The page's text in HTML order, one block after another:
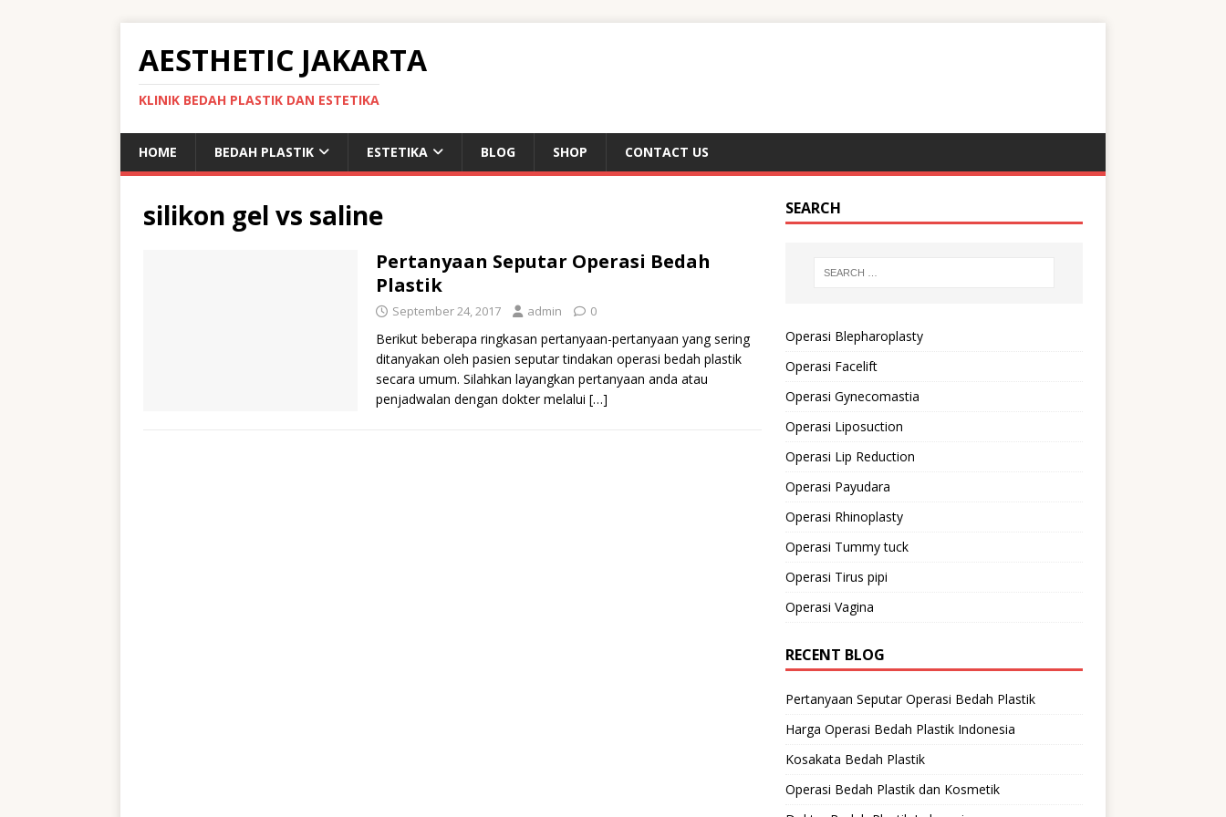
AESTHETIC JAKARTA
KLINIK BEDAH PLASTIK DAN ESTETIKA
HOME BEDAH PLASTIK ESTETIKA BLOG SHOP CONTACT US
silikon gel vs saline
Pertanyaan Seputar Operasi Bedah
Plastik
September 24, 2017 admin 0
Berikut beberapa ringkasan pertanyaan-pertanyaan yang sering
ditanyakan oleh pasien seputar tindakan operasi bedah plastik
secara umum. Silahkan layangkan pertanyaan anda atau
penjadwalan dengan dokter melalui […]
SEARCH
Operasi Blepharoplasty
Operasi Facelift
Operasi Gynecomastia
Operasi Liposuction
Operasi Lip Reduction
Operasi Payudara
Operasi Rhinoplasty
Operasi Tummy tuck
Operasi Tirus pipi
Operasi Vagina
RECENT BLOG
Pertanyaan Seputar Operasi Bedah Plastik
Harga Operasi Bedah Plastik Indonesia
Kosakata Bedah Plastik
Operasi Bedah Plastik dan Kosmetik